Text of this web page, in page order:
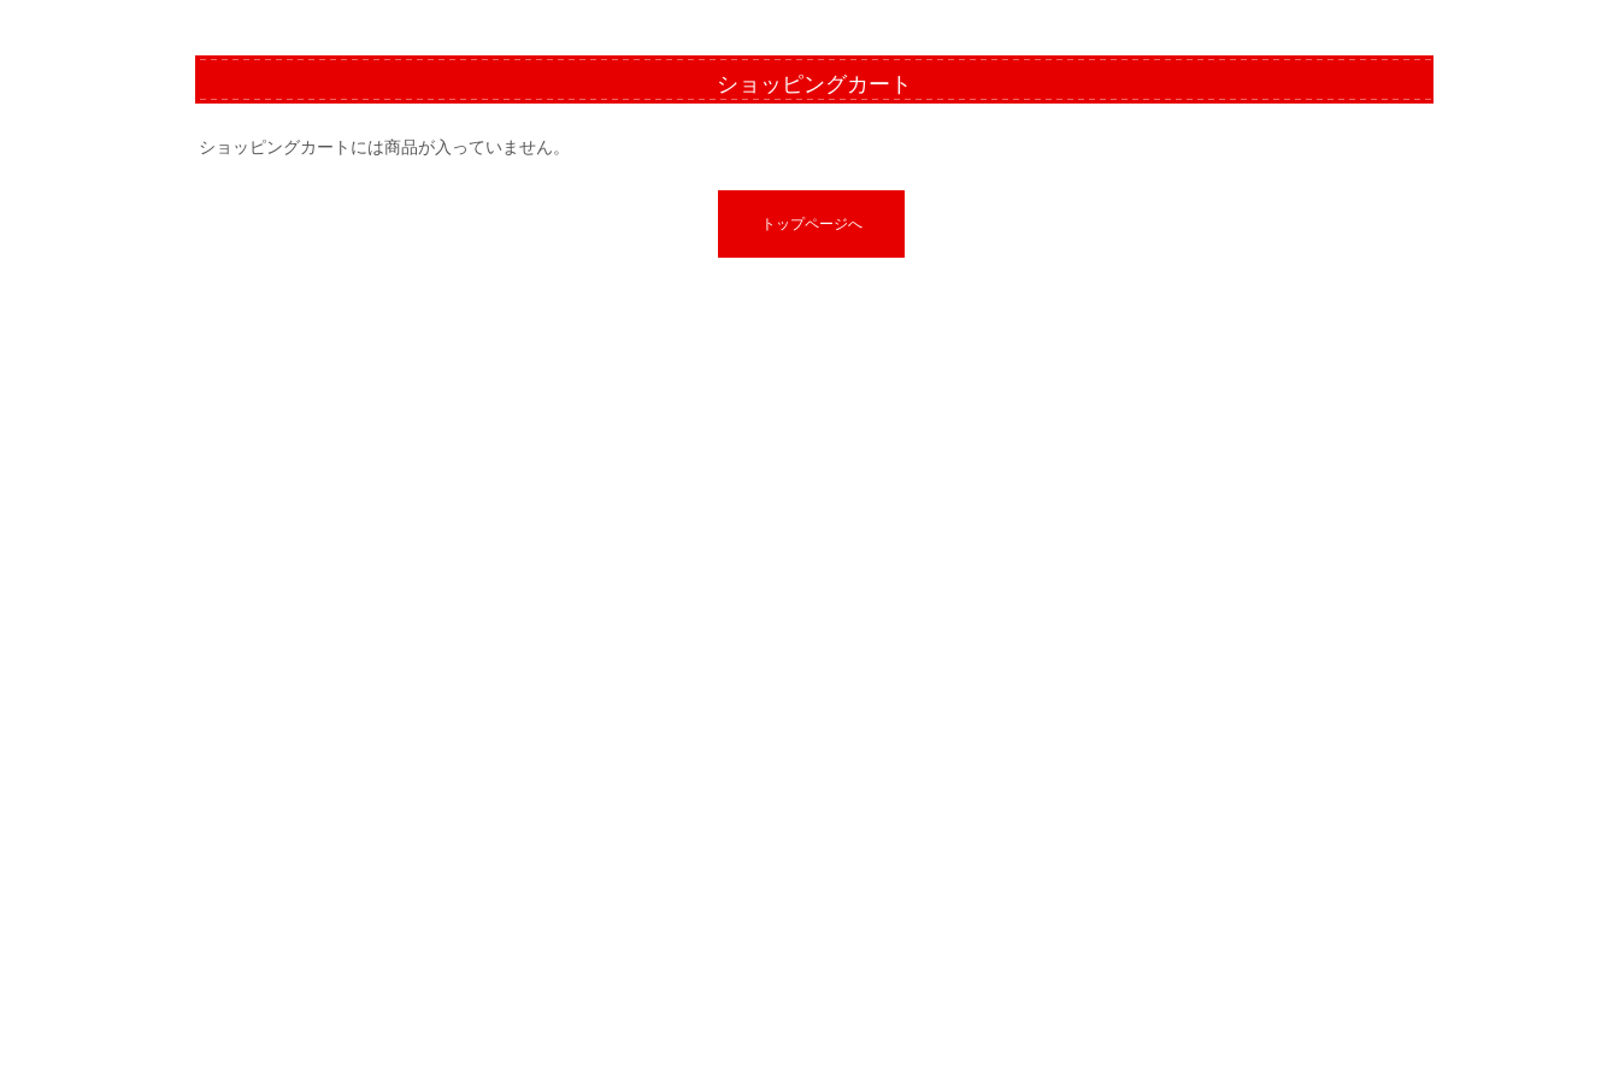
ショッピングカート
ショッピングカートには商品が入っていません。
トップページへ